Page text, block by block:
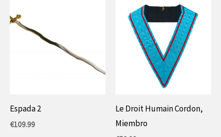
Espada 2
€109.99
Le Droit Humain Cordon,
Miembro